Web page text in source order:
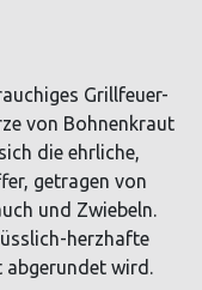
Grillfeuer-
von Bohnenkraut
die ehrliche,
getragen von
und Zwiebeln.
herzhafte
wird.